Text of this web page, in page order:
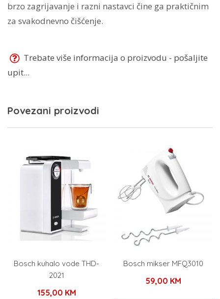
brzo zagrijavanje i razni nastavci čine ga praktičnim
za svakodnevno čišćenje.
Trebate više informacija o proizvodu - pošaljite
upit...
Povezani proizvodi
Bosch kuhalo vode THD-
2021
155,00 KM
Bosch mikser MFQ3010
59,00 KM